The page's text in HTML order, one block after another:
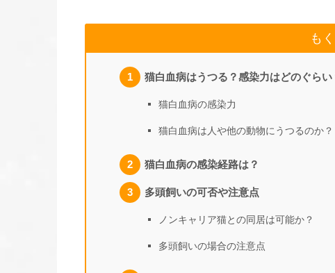
も
猫白血病はうつる？感染力はどのぐらい
猫白血病の感染力
猫白血病は人や他の動物にうつるのか？
猫白血病の感染経路は？
多頭飼いの可否や注意点
ノンキャリア猫との同居は可能か？
多頭飼いの場合の注意点